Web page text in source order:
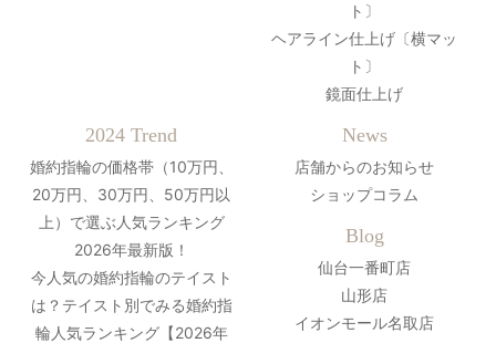
ト〕
ヘアライン仕上げ〔横マッ
ト〕
鏡面仕上げ
2024 Trend
婚約指輪の価格帯（10万円、
20万円、30万円、50万円以
上）で選ぶ人気ランキング
2026年最新版！
今人気の婚約指輪のテイスト
は？テイスト別でみる婚約指
輪人気ランキング【2026年
News
店舗からのお知らせ
ショップコラム
Blog
仙台一番町店
山形店
イオンモール名取店